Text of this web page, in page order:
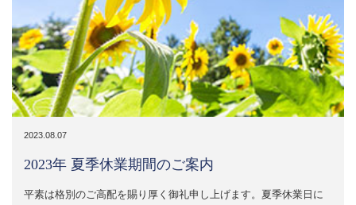
2023.08.07
2023年 夏季休業期間のご案内
平素は格別のご高配を賜り厚く御礼申し上げます。夏季休業日に